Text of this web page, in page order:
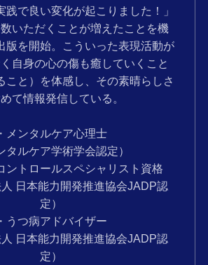
践で良い変化が起こりました！」
いただくことが増えたことを機
版を開始。こういった表現活動が
自身の心の傷も癒していくこと
こと）を体感し、その素晴らしさ
て情報発信している。
・メンタルケア心理士
タルケア学術学会認定）
ントロールスペシャリスト資格
人 日本能力開発推進協会JADP認
定）
・うつ病アドバイザー
人 日本能力開発推進協会JADP認
定）